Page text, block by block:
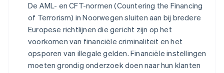
De AML- en CFT-normen (Countering the Financing
of Terrorism) in Noorwegen sluiten aan bij bredere
Europese richtlijnen die gericht zijn op het
voorkomen van financiële criminaliteit en het
opsporen van illegale gelden. Financiële instellingen
moeten grondig onderzoek doen naar hun klanten